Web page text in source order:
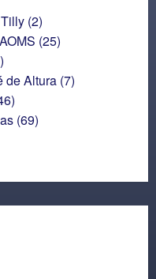
(2)
(25)
de Altura (7)
(69)